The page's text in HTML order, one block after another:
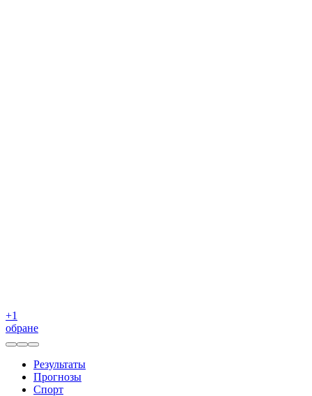
+1
обране
Результаты
Прогнозы
Спорт